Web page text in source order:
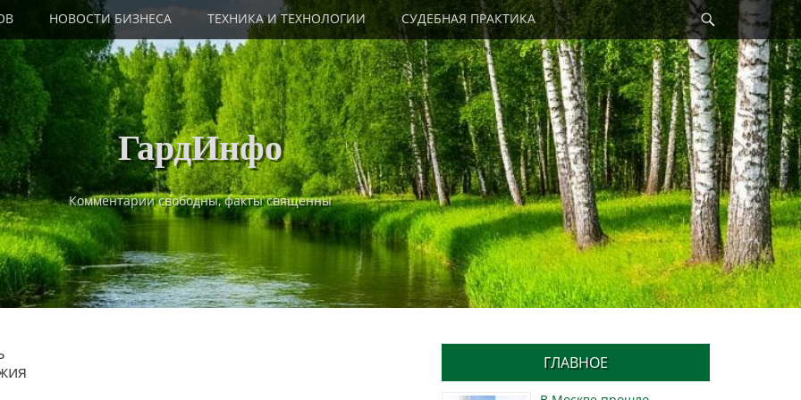
НОВОСТИ БИЗНЕСА ТЕХНИКА И ТЕХНОЛОГИИ СУДЕБНАЯ ПРАКТИКА
Найти
ГардИнфо
Комментарии свободны, факты священны
ГЛАВНОЕ